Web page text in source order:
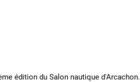
édition du Salon nautique d'Arcachon.